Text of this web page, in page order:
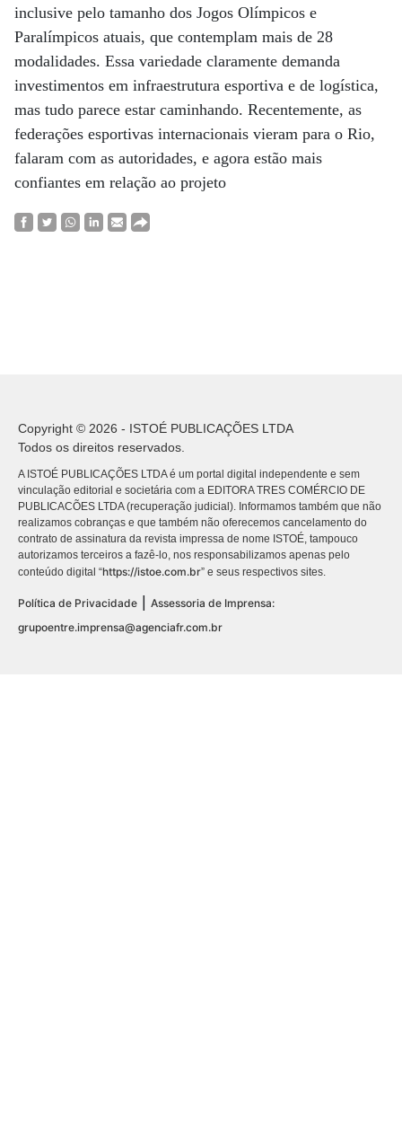
inclusive pelo tamanho dos Jogos Olímpicos e
Paralímpicos atuais, que contemplam mais de 28
modalidades. Essa variedade claramente demanda
investimentos em infraestrutura esportiva e de logística,
mas tudo parece estar caminhando. Recentemente, as
federações esportivas internacionais vieram para o Rio,
falaram com as autoridades, e agora estão mais
confiantes em relação ao projeto
Copyright © 2026 - ISTOÉ PUBLICAÇÕES LTDA
Todos os direitos reservados.
A ISTOÉ PUBLICAÇÕES LTDA é um portal digital independente e sem
vinculação editorial e societária com a EDITORA TRES COMÉRCIO DE
PUBLICACÕES LTDA (recuperação judicial). Informamos também que não
realizamos cobranças e que também não oferecemos cancelamento do
contrato de assinatura da revista impressa de nome ISTOÉ, tampouco
autorizamos terceiros a fazê-lo, nos responsabilizamos apenas pelo
conteúdo digital “https://istoe.com.br” e seus respectivos sites.
Política de Privacidade
Assessoria de Imprensa:
grupoentre.imprensa@agenciafr.com.br